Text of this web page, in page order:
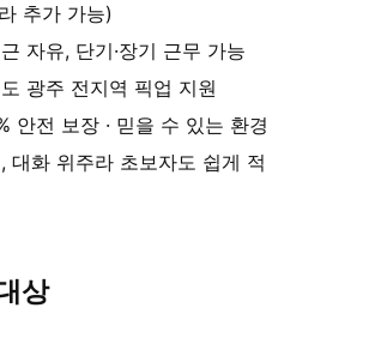
추가 가능)
자유, 단기·장기 근무 가능
광주 전지역 픽업 지원
안전 보장 · 믿을 수 있는 환경
대화 위주라 초보자도 쉽게 적
상